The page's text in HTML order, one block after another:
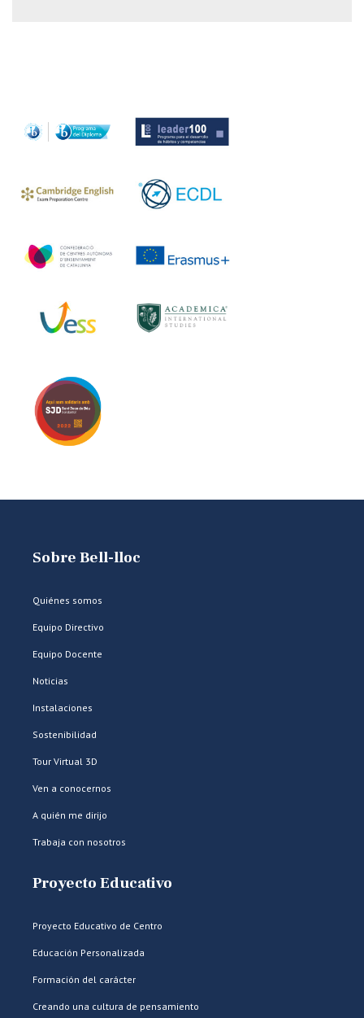
Sobre Bell-lloc
Quiénes somos
Equipo Directivo
Equipo Docente
Noticias
Instalaciones
Sostenibilidad
Tour Virtual 3D
Ven a conocernos
A quién me dirijo
Trabaja con nosotros
Proyecto Educativo
Proyecto Educativo de Centro
Educación Personalizada
Formación del carácter
Creando una cultura de pensamiento